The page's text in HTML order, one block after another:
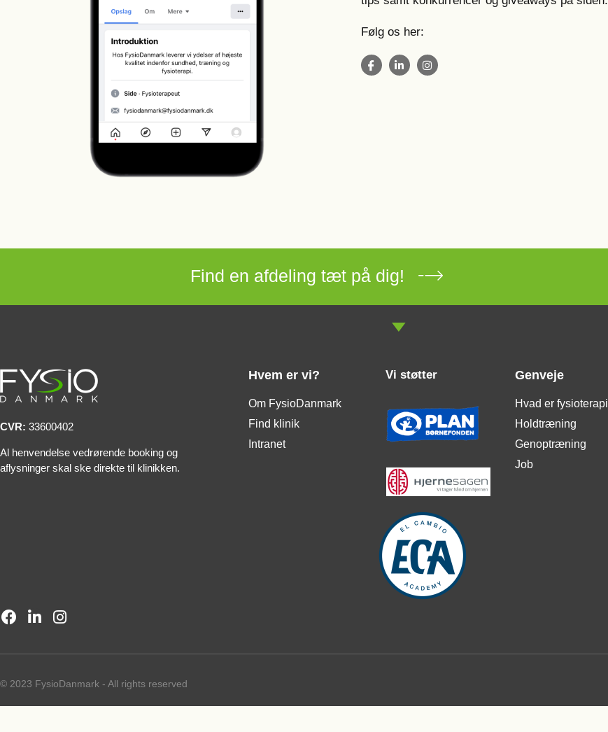
Følg os her:
Find en afdeling tæt på dig!
CVR: 33600402
Al henvendelse vedrørende booking og
aflysninger skal ske direkte til klinikken.
Hvem er vi?
Om FysioDanmark
Find klinik
Intranet
Vi støtter Genveje
Hvad er fysioterapi
Holdtræning
Genoptræning
Job
© 2023 FysioDanmark - All rights reserved